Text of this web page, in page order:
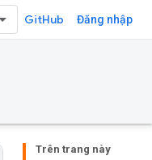
GitHub Đăng nhập
Trên trang này